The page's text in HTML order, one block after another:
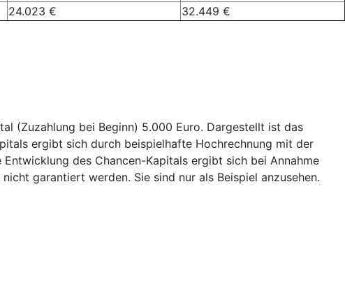
24.023 € 32.449 €
(Zuzahlung bei Beginn) 5.000 Euro. Dargestellt ist das
ergibt sich durch beispielhafte Hochrechnung mit der
des Chancen-Kapitals ergibt sich bei Annahme
garantiert werden. Sie sind nur als Beispiel anzusehen.